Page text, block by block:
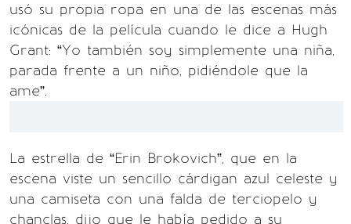
usó su propia ropa en una de las escenas más
icónicas de la película cuando le dice a Hugh
Grant: “Yo también soy simplemente una niña,
parada frente a un niño, pidiéndole que la
ame”.
La estrella de “Erin Brokovich”, que en la
escena viste un sencillo cárdigan azul celeste y
una camiseta con una falda de terciopelo y
chanclas, dijo que le había pedido a su